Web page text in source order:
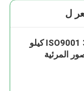
ل
فارز لون الأرز ISO9001 3.6 كيلو
المرئية